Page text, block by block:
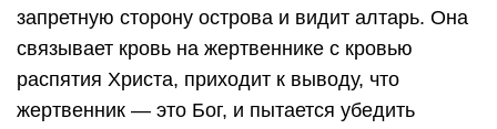
запретную сторону острова и видит алтарь. Она
связывает кровь на жертвеннике с кровью
распятия Христа, приходит к выводу, что
жертвенник — это Бог, и пытается убедить